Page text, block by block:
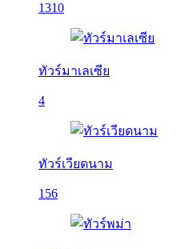
1310
ทัวร์มาเลเซีย
4
ทัวร์เวียดนาม
156